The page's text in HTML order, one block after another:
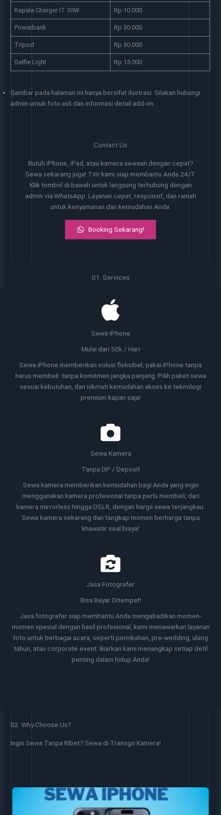
Kepala Charger IT 30W Rp 10.000
Powerbank Rp 30.000
Tripod Rp 30.000
Selfie Light Rp 15.000
Gambar pada halaman ini hanya bersifat ilustrasi. Silakan hubungi
admin untuk foto asli dan informasi detail add-on.
Contact Us
Butuh iPhone, iPad, atau kamera sewaan dengan cepat?
Sewa sekarang juga! Tim kami siap membantu Anda 24/7.
Klik tombol di bawah untuk langsung terhubung dengan
admin via WhatsApp. Layanan cepat, responsif, dan ramah
untuk kenyamanan dan kemudahan Anda.
Booking Sekarang!
01. Services
Sewa iPhone
Mulai dari 50k / Hari
Sewa iPhone memberikan solusi fleksibel, pakai iPhone tanpa
harus membeli. tanpa komitmen jangka panjang. Pilih paket sewa
sesuai kebutuhan, dan nikmati kemudahan akses ke teknologi
premium kapan saja!
Sewa Kamera
Tanpa DP / Deposit
Sewa kamera memberikan kemudahan bagi Anda yang ingin
menggunakan kamera profesional tanpa perlu membeli, dari
kamera mirrorless hingga DSLR, dengan harga sewa terjangkau.
Sewa kamera sekarang dan tangkap momen berharga tanpa
khawatir soal biaya!
Jasa Fotografer
Bisa Bayar Ditempat!
Jasa fotografer siap membantu Anda mengabadikan momen-
momen spesial dengan hasil profesional, kami menawarkan layanan
foto untuk berbagai acara, seperti pernikahan, pre-wedding, ulang
tahun, atau corporate event. Biarkan kami menangkap setiap detil
penting dalam hidup Anda!
02. Why Choose Us?
Ingin Sewa Tanpa Ribet? Sewa di Transgo Kamera!